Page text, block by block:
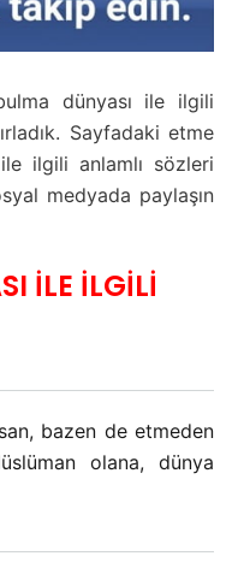
dünyası ile ilgili
Sayfadaki etme
ilgili anlamlı sözleri
medyada paylaşın
İLE İLGİLİ
bazen de etmeden
olana, dünya